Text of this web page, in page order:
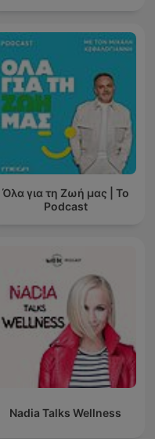
Όλα για τη Ζωή μας | Το
Podcast
Nadia Talks Wellness